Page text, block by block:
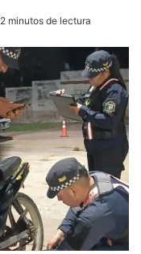
2 minutos de lectura